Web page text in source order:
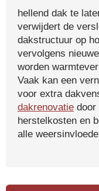
hellend dak te
verwijdert de
dakstructuur op
vervolgens
worden
Vaak kan een
voor extra
dakrenovatie door
herstelkosten en
alle